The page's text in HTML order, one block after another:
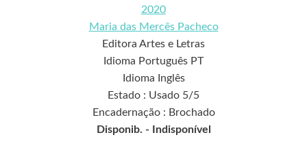
2020
Maria das Mercês Pacheco
Editora Artes e Letras
Idioma Português PT
Idioma Inglês
Estado : Usado 5/5
Encadernação : Brochado
Disponib. -
Indisponível